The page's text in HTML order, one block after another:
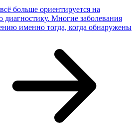
больше ориентируется на
Многие заболевания
именно тогда, когда обнаружены